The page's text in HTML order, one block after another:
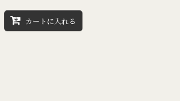
カートに入れる